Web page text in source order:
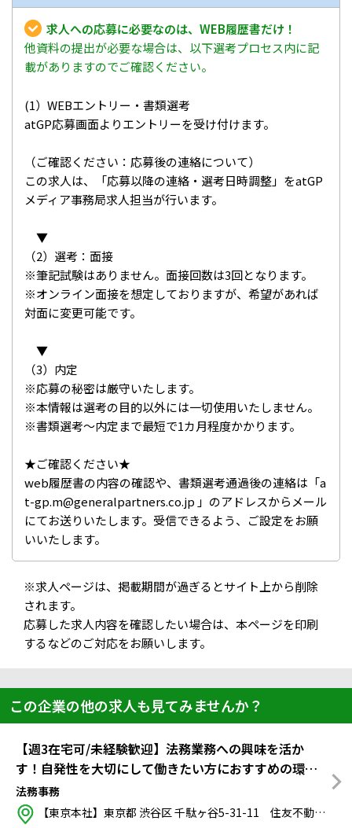
求人への応募に必要なのは、WEB履歴書だけ！
他資料の提出が必要な場合は、以下選考プロセス内に記
載がありますのでご確認ください。
(1）WEBエントリー・書類選考
atGP応募画面よりエントリーを受け付けます。
（ご確認ください：応募後の連絡について）
この求人は、「応募以降の連絡・選考日時調整」をatGP
メディア事務局求人担当が行います。
▼
（2）選考：面接
※筆記試験はありません。面接回数は3回となります。
※オンライン面接を想定しておりますが、希望があれば
対面に変更可能です。
▼
（3）内定
※応募の秘密は厳守いたします。
※本情報は選考の目的以外には一切使用いたしません。
※書類選考～内定まで最短で1カ月程度かかります。
★ご確認ください★
web履歴書の内容の確認や、書類選考通過後の連絡は「a
t-gp.m@generalpartners.co.jp 」のアドレスからメール
にてお送りいたします。受信できるよう、ご設定をお願
いいたします。
※求人ページは、掲載期間が過ぎるとサイト上から削除
されます。
応募した求人内容を確認したい場合は、本ページを印刷
するなどのご対応をお願いします。
この企業の他の求人も見てみませんか？
【週3在宅可/未経験歓迎】法務業務への興味を活か
す！自発性を大切にして働きたい方におすすめの環境
です！
法務事務
【東京本社】東京都 渋谷区 千駄ヶ谷5-31-11 住友不動産新宿南口ビル11F